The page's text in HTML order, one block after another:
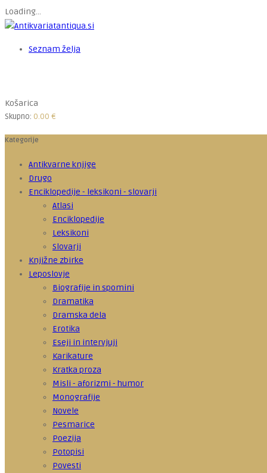
Loading...
Seznam želja
Košarica
Skupno: 0.00 €
Kategorije
Antikvarne knjige
Drugo
Enciklopedije - leksikoni - slovarji
Atlasi
Enciklopedije
Leksikoni
Slovarji
Knjižne zbirke
Leposlovje
Biografije in spomini
Dramatika
Dramska dela
Erotika
Eseji in intervjuji
Karikature
Kratka proza
Misli - aforizmi - humor
Monografije
Novele
Pesmarice
Poezija
Potopisi
Povesti